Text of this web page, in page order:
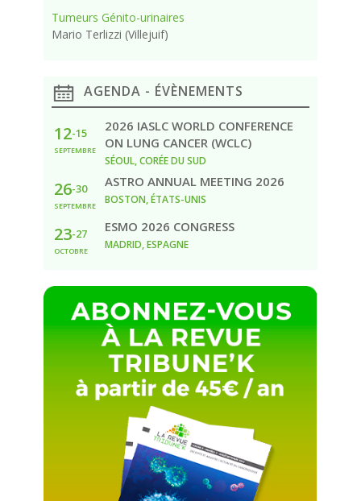
Tumeurs Génito-urinaires
Mario Terlizzi (Villejuif)
AGENDA - ÉVÈNEMENTS
12-15
SEPTEMBRE
2026 IASLC WORLD CONFERENCE
ON LUNG CANCER (WCLC)
SÉOUL, CORÉE DU SUD
26-30
SEPTEMBRE
ASTRO ANNUAL MEETING 2026
BOSTON, ÉTATS-UNIS
23-27
OCTOBRE
ESMO 2026 CONGRESS
MADRID, ESPAGNE